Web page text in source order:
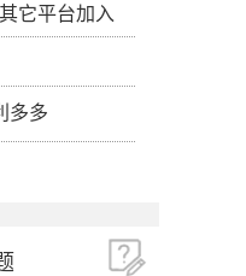
它平台加入
多多